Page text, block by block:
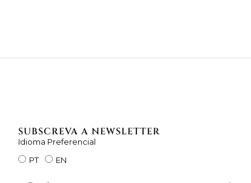
SUBSCREVA A NEWSLETTER
Idioma Preferencial
PT
EN